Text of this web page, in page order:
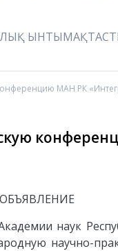
МАН РК
ОБЪЯВЛЕНИЕ
наук
научно-